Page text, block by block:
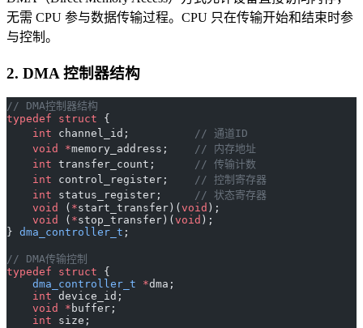
无需 CPU 参与数据传输过程。CPU 只在传输开始和结束时参
与控制。
2. DMA 控制器结构
// DMA控制器结构
typedef struct {
    int
channel_id;
          // 通道ID
    void
*memory_address;
    // 内存地址
    int
transfer_count;
      // 传输计数
    int
control_register;
    // 控制寄存器
    int
status_register;
     // 状态寄存器
    void
( *start_transfer)( void );
    void
( *stop_transfer)( void );
} dma_controller_t ;
// DMA传输控制
typedef struct {
    dma_controller_t
*dma;
    int
device_id;
    void
* buffer;
    int
size;